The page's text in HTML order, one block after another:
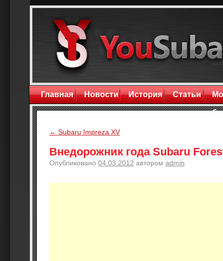
Главная Новости История Статьи
← Subaru Impreza XV
Внедорожник года Subaru
Опубликовано 04.03.2012 автором admin